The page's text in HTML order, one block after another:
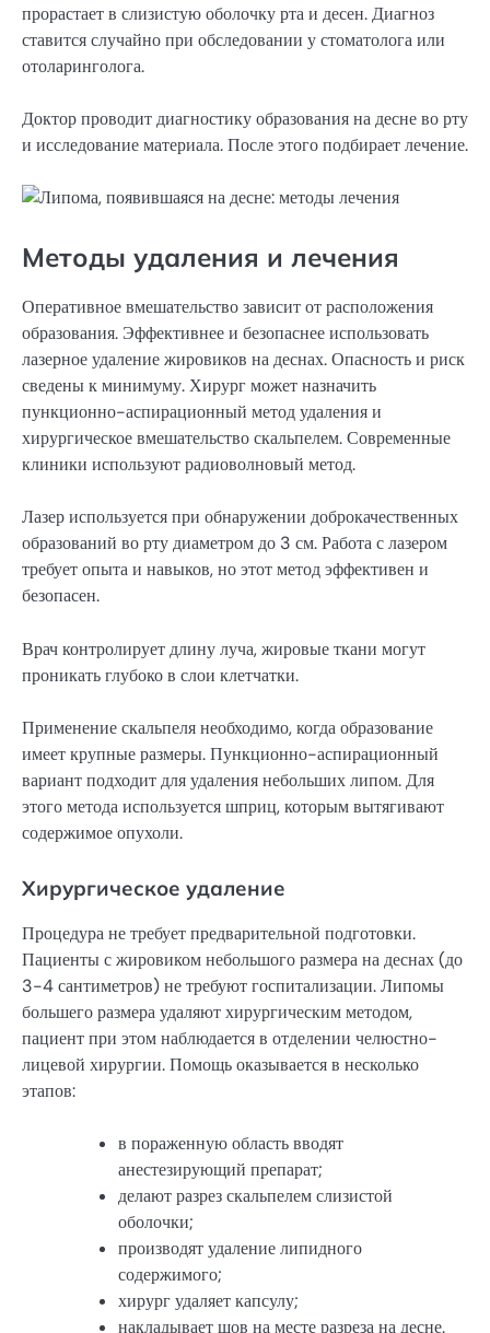
прорастает в слизистую оболочку рта и десен. Диагноз
ставится случайно при обследовании у стоматолога или
отоларинголога.
Доктор проводит диагностику образования на десне во рту
и исследование материала. После этого подбирает лечение.
Методы удаления и лечения
Оперативное вмешательство зависит от расположения
образования. Эффективнее и безопаснее использовать
лазерное удаление жировиков на деснах. Опасность и риск
сведены к минимуму. Хирург может назначить
пункционно-аспирационный метод удаления и
хирургическое вмешательство скальпелем. Современные
клиники используют радиоволновый метод.
Лазер используется при обнаружении доброкачественных
образований во рту диаметром до 3 см. Работа с лазером
требует опыта и навыков, но этот метод эффективен и
безопасен.
Врач контролирует длину луча, жировые ткани могут
проникать глубоко в слои клетчатки.
Применение скальпеля необходимо, когда образование
имеет крупные размеры. Пункционно-аспирационный
вариант подходит для удаления небольших липом. Для
этого метода используется шприц, которым вытягивают
содержимое опухоли.
Хирургическое удаление
Процедура не требует предварительной подготовки.
Пациенты с жировиком небольшого размера на деснах (до
3-4 сантиметров) не требуют госпитализации. Липомы
большего размера удаляют хирургическим методом,
пациент при этом наблюдается в отделении челюстно-
лицевой хирургии. Помощь оказывается в несколько
этапов:
в пораженную область вводят
анестезирующий препарат;
делают разрез скальпелем слизистой
оболочки;
производят удаление липидного
содержимого;
хирург удаляет капсулу;
накладывает шов на месте разреза на десне.